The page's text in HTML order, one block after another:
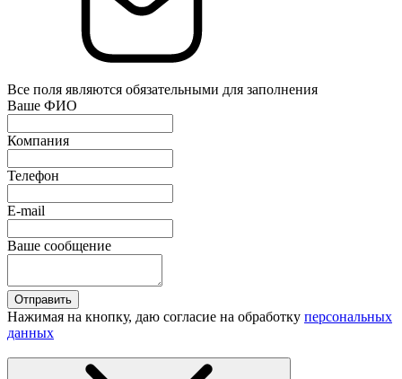
Все поля являются обязательными для заполнения
Ваше ФИО
Компания
Телефон
E-mail
Ваше сообщение
Отправить
Нажимая на кнопку, даю согласие на обработку персональных
данных